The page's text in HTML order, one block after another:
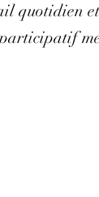
quotidien